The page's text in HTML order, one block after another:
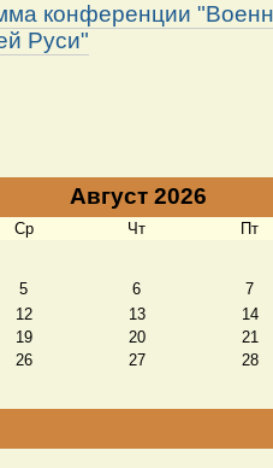
конференции
Руси"
Август 2026
Ср Чт Пт
5 6
7
12 13
14
19 20
21
26 27
28